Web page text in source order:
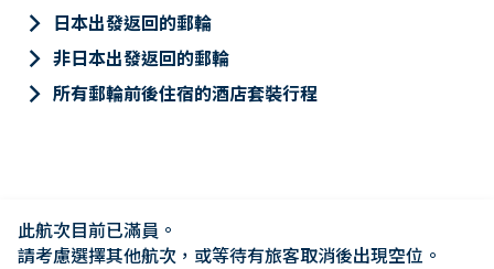
keyboard_arrow_right 日本出發返回的郵輪
keyboard_arrow_right 非日本出發返回的郵輪
keyboard_arrow_right 所有郵輪前後住宿的酒店套裝行程
此航次目前已滿員。
請考慮選擇其他航次，或等待有旅客取消後出現空位。